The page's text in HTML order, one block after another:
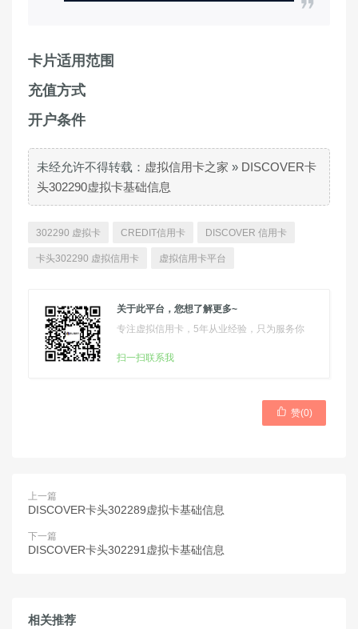
卡片适用范围
充值方式
开户条件
未经允许不得转载： 虚拟信用卡之家 » DISCOVER卡
头302290虚拟卡基础信息
302290 虚拟卡 CREDIT信用卡 DISCOVER 信用卡
卡头302290 虚拟信用卡 虚拟信用卡平台
关于此平台，您想了解更多~
专注虚拟信用卡，5年从业经验，只为服务你
扫一扫联系我
 赞(0)
上一篇
DISCOVER卡头302289虚拟卡基础信息
下一篇
DISCOVER卡头302291虚拟卡基础信息
相关推荐